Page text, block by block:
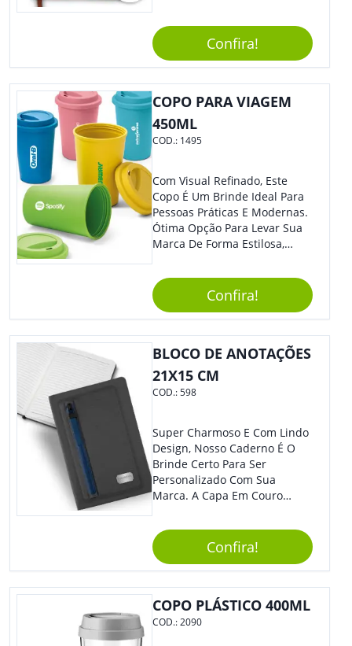
Confira!
COPO PARA VIAGEM
450ML
COD.: 1495
Com Visual Refinado, Este
Copo É Um Brinde Ideal Para
Pessoas Práticas E Modernas.
Ótima Opção Para Levar Sua
Marca De Forma Estilosa,
Empresa Em Eventos,
Reuniões Corporativas Ou Até
Mesmo Para Presentear
Colaboradores.
Confira!
BLOCO DE ANOTAÇÕES
21X15 CM
COD.:598
Super Charmoso E Com Lindo
Design, Nosso Caderno É O
Brinde Certo Para Ser
Personalizado Com Sua
Marca. A Capa Em Couro
Elástico Permite Maior
Segurança Ao Carregá-Lo.
Ofereça A Seus Clientes E
Colaboradores, Sem Dúvidas
Eles Irão Adorar.
Confira!
COPO PLÁSTICO 400ML
COD.:2090